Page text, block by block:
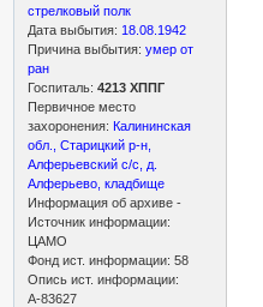
стрелковый полк
Дата выбытия: 18.08.1942
Причина выбытия: умер от
ран
Госпиталь:4213 ХППГ
Первичное место
захоронения: Калининская
обл., Старицкий р-н,
Алферьевский с/с, д.
Алферьево, кладбище
Информация об архиве -
Источник информации:
ЦАМО
Фонд ист. информации: 58
Опись ист. информации:
А-83627